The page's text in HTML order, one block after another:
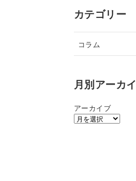
カテゴリー
コラム
月別アーカ
アーカイブ